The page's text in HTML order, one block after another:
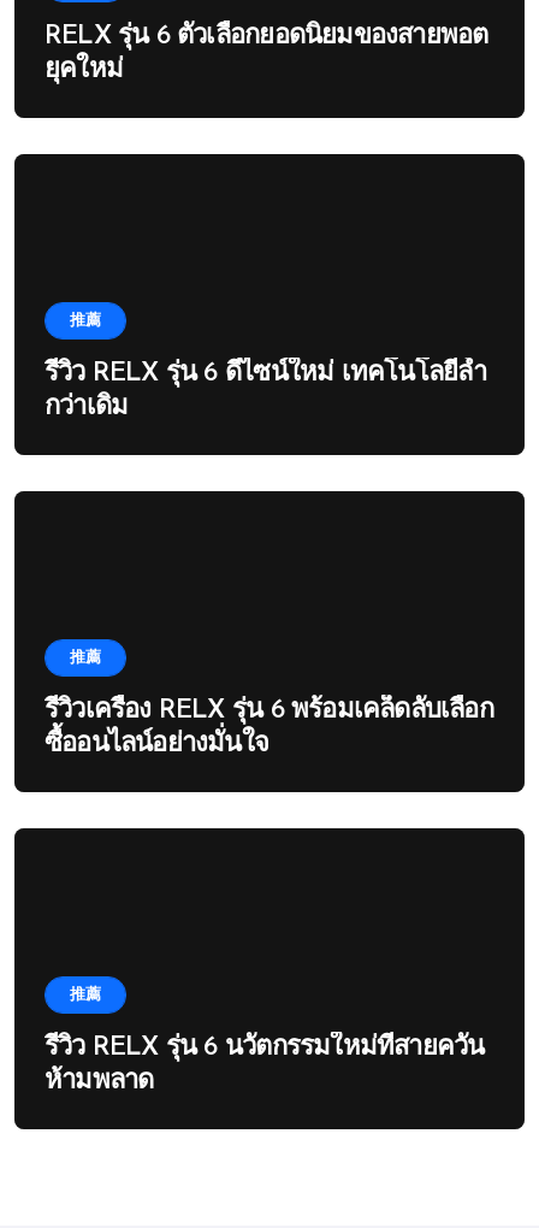
RELX รุ่น 6 ตัวเลือกยอดนิยมของสายพอต
ยุคใหม่
推薦
รีวิว RELX รุ่น 6 ดีไซน์ใหม่ เทคโนโลยีล้ำ
กว่าเดิม
推薦
รีวิวเครื่อง RELX รุ่น 6 พร้อมเคล็ดลับเลือก
ซื้ออนไลน์อย่างมั่นใจ
推薦
รีวิว RELX รุ่น 6 นวัตกรรมใหม่ที่สายควัน
ห้ามพลาด